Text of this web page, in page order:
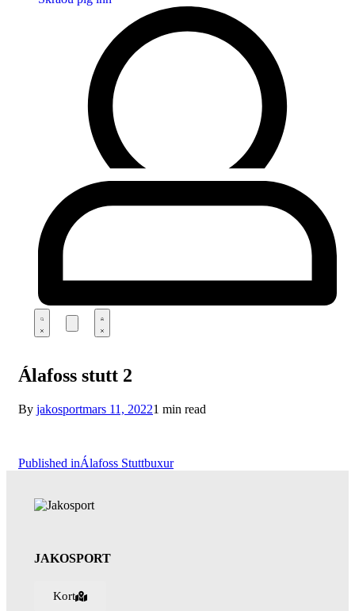
Álafoss stutt 2
By jakosportmars 11, 20221 min read
Published inÁlafoss Stuttbuxur
JAKOSPORT
Kort